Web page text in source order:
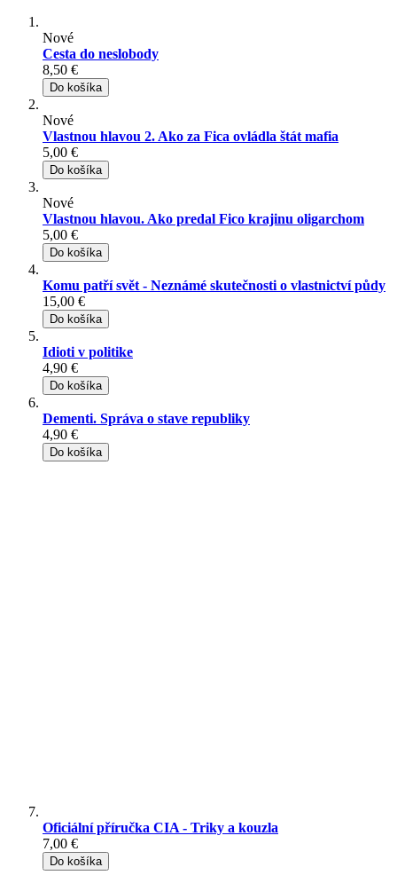
Nové
Cesta do neslobody
8,50 €
Do košíka
Nové
Vlastnou hlavou 2. Ako za Fica ovládla štát mafia
5,00 €
Do košíka
Nové
Vlastnou hlavou. Ako predal Fico krajinu oligarchom
5,00 €
Do košíka
Komu patří svět - Neznámé skutečnosti o vlastnictví půdy
15,00 €
Do košíka
Idioti v politike
4,90 €
Do košíka
Dementi. Správa o stave republiky
4,90 €
Do košíka
Oficiální příručka CIA - Triky a kouzla
7,00 €
Do košíka